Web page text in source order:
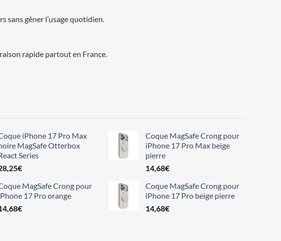
sans gêner l’usage quotidien.
rapide partout en France.
iPhone 17 Pro Max
MagSafe Otterbox
Series
€
MagSafe Crong pour
17 Pro orange
€
Coque MagSafe Crong pour
iPhone 17 Pro Max beige
pierre
14,68€
Coque MagSafe Crong pour
iPhone 17 Pro beige pierre
14,68€